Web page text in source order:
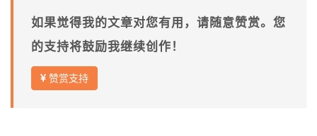
如果觉得我的文章对您有用，请随意赞赏。您
的支持将鼓励我继续创作！
赞赏支持